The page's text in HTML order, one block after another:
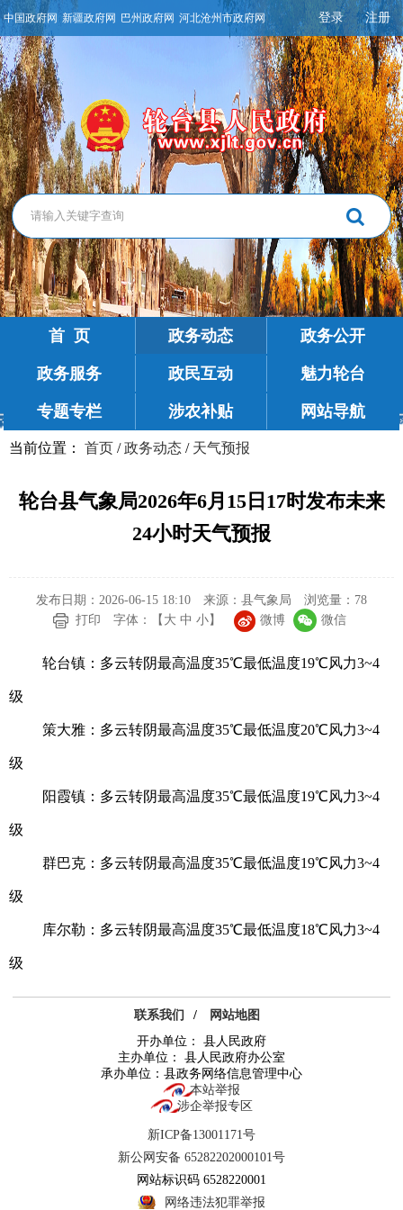
中国政府网 新疆政府网 巴州政府网 河北沧州市政府网 登录 注册
首 页 政务动态 政务公开
政务服务 政民互动 魅力轮台
专题专栏 涉农补贴 网站导航
当前位置： 首页 /政务动态 / 天气预报
轮台县气象局2026年6月15日17时发布未来
24小时天气预报
发布日期：2026-06-15 18:10 来源：县气象局 浏览量： 78
打印
字体：【 大 中 小】 微博 微信
轮台镇：多云转阴最高温度35℃最低温度19℃风力3~4
级
策大雅：多云转阴最高温度35℃最低温度20℃风力3~4
级
阳霞镇：多云转阴最高温度35℃最低温度19℃风力3~4
级
群巴克：多云转阴最高温度35℃最低温度19℃风力3~4
级
库尔勒：多云转阴最高温度35℃最低温度18℃风力3~4
级
联系我们 /
网站地图
开办单位： 县人民政府
主办单位： 县人民政府办公室
承办单位：县政务网络信息管理中心
本站举报
涉企举报专区
新ICP备13001171号
新公网安备 65282202000101号
网站标识码 6528220001
网络违法犯罪举报